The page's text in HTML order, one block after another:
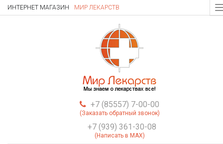
ИНТЕРНЕТ МАГАЗИН МИР ЛЕКАРСТВ
+7 (85557) 7-00-00
(Заказать обратный звонок)
+7 (939) 361-30-08
(Написать в MAX)